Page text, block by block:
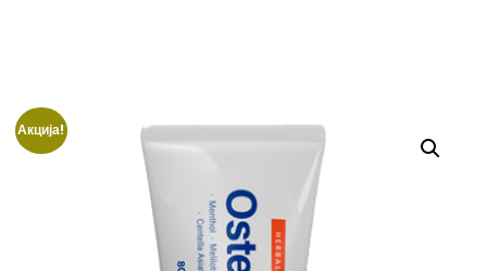
Акција!